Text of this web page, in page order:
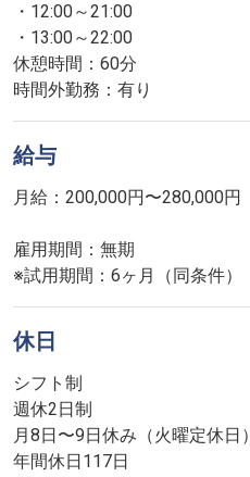
・12:00～21:00
・13:00～22:00
休憩時間：60分
時間外勤務：有り
給与
月給：200,000円〜280,000円
雇用期間：無期
※試用期間：6ヶ月（同条件）
休日
シフト制
週休2日制
月8日〜9日休み（火曜定休日）
年間休日117日